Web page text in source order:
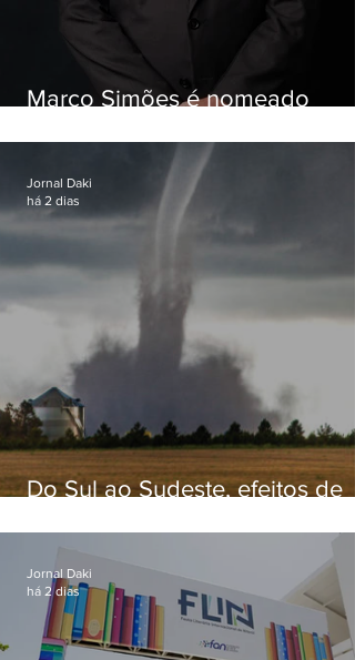
Marco Simões é nomeado
Do Sul ao Sudeste, efeitos de
apreensão na população
Jornal Daki
há 2 dias
Jornal Daki
há 2 dias